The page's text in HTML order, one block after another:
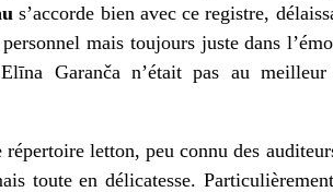
s’accorde bien avec ce registre,
mais toujours juste dans
Garanča n’était pas au
letton, peu connu des
toute en délicatesse.